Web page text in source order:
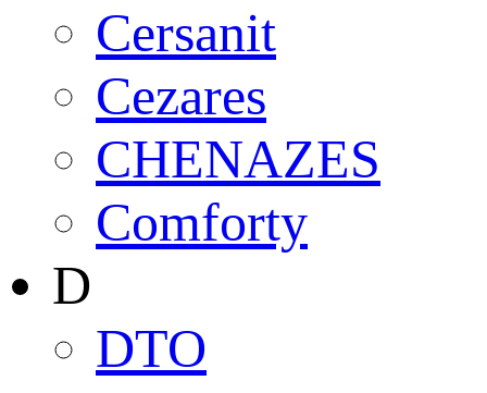
Cersanit
Cezares
CHENAZES
Comforty
D
DTO